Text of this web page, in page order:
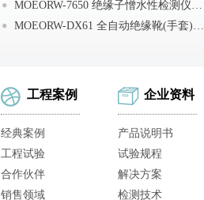
MOEORW-7650 绝缘子憎水性检测仪注意事项
MOEORW-DX61 全自动绝缘靴(手套)耐压装置电流脱扣机构
工程案例
经典案例
工程试验
合作伙伴
销售领域
企业资料
产品说明书
试验规程
解决方案
检测技术